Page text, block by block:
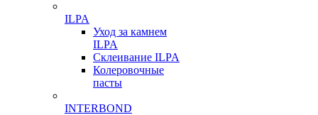
ILPA
Уход за камнем
ILPA
Склеивание ILPA
Колеровочные
пасты
INTERBOND